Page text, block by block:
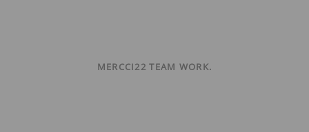
MERCCI22 TEAM WORK.